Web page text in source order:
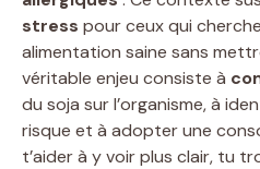
stress pour ceux qui
alimentation saine sans
véritable enjeu consiste à
du soja sur l’organisme, à
risque et à adopter une
t’aider à y voir plus clair, tu